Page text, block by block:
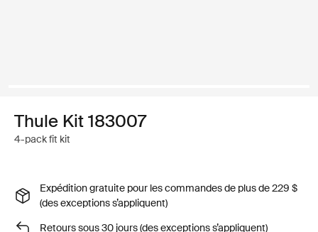
Thule Kit 183007
4-pack fit kit
Expédition gratuite pour les commandes de plus de 229 $
(des exceptions s’appliquent)
Retours sous 30 jours (des exceptions s’appliquent)